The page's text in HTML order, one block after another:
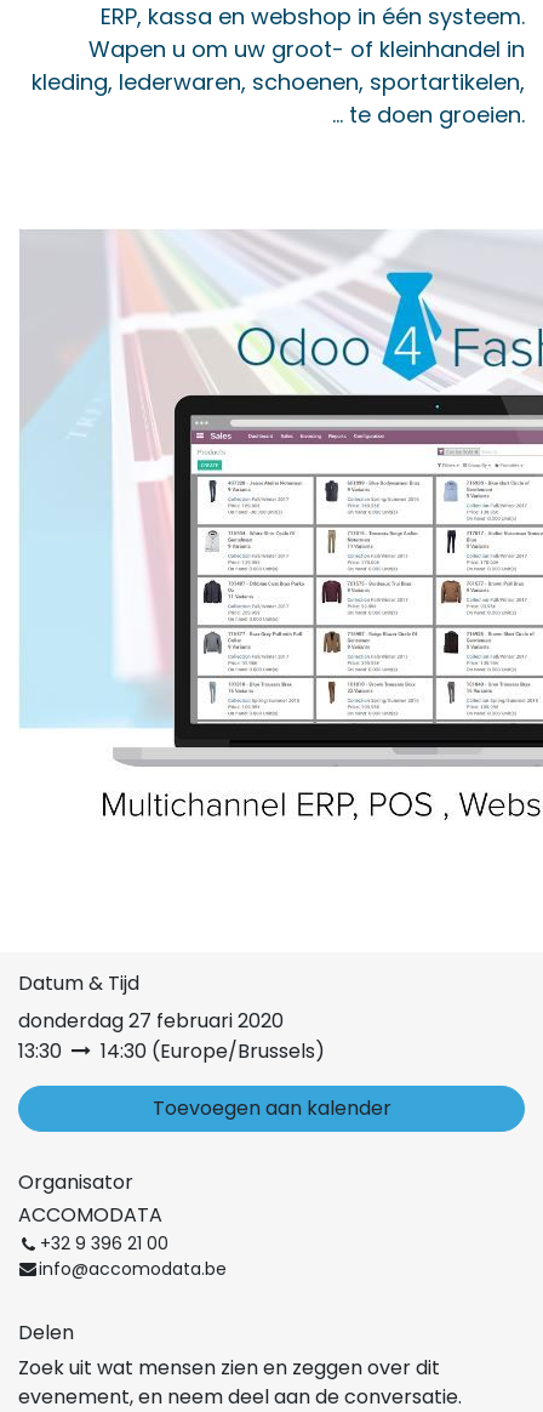
ERP, kassa en webshop in één systeem.
Wapen u om uw groot- of kleinhandel in
kleding, lederwaren, schoenen, sportartikelen,
... te doen groeien.
Datum & Tijd
donderdag 27 februari 2020
13:30
14:30 (Europe/Brussels)
Toevoegen aan kalender
Organisator
ACCOMODATA
+32 9 396 21 00
info@accomodata.be
Delen
Zoek uit wat mensen zien en zeggen over dit
evenement, en neem deel aan de conversatie.